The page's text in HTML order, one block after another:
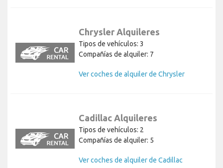
Chrysler Alquileres
Tipos de vehículos: 3
Compañías de alquiler: 7
Ver coches de alquiler de Chrysler
Cadillac Alquileres
Tipos de vehículos: 2
Compañías de alquiler: 5
Ver coches de alquiler de Cadillac